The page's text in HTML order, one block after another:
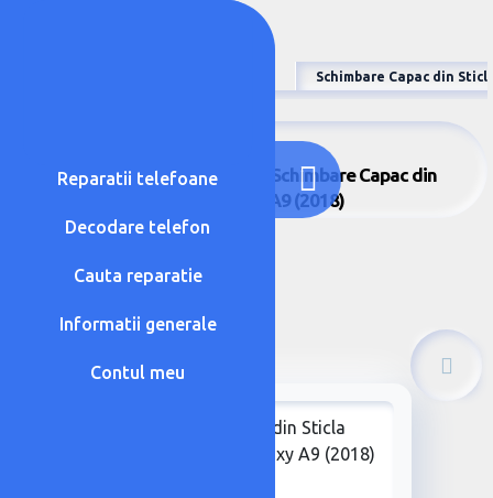
Reparatii telefoane
Decodare telefon
Cauta reparatie
Informatii generale
Contul meu
Schimbare Capac din
Samsung - Galaxy A9 (2018) - Schimbare Capac din
Sticla Spate Samsung Galaxy A9 (2018)